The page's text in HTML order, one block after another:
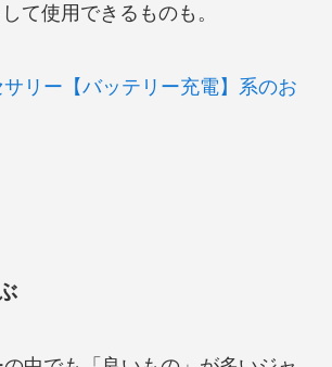
て使用できるものも。
リー【バッテリー充電】系のお